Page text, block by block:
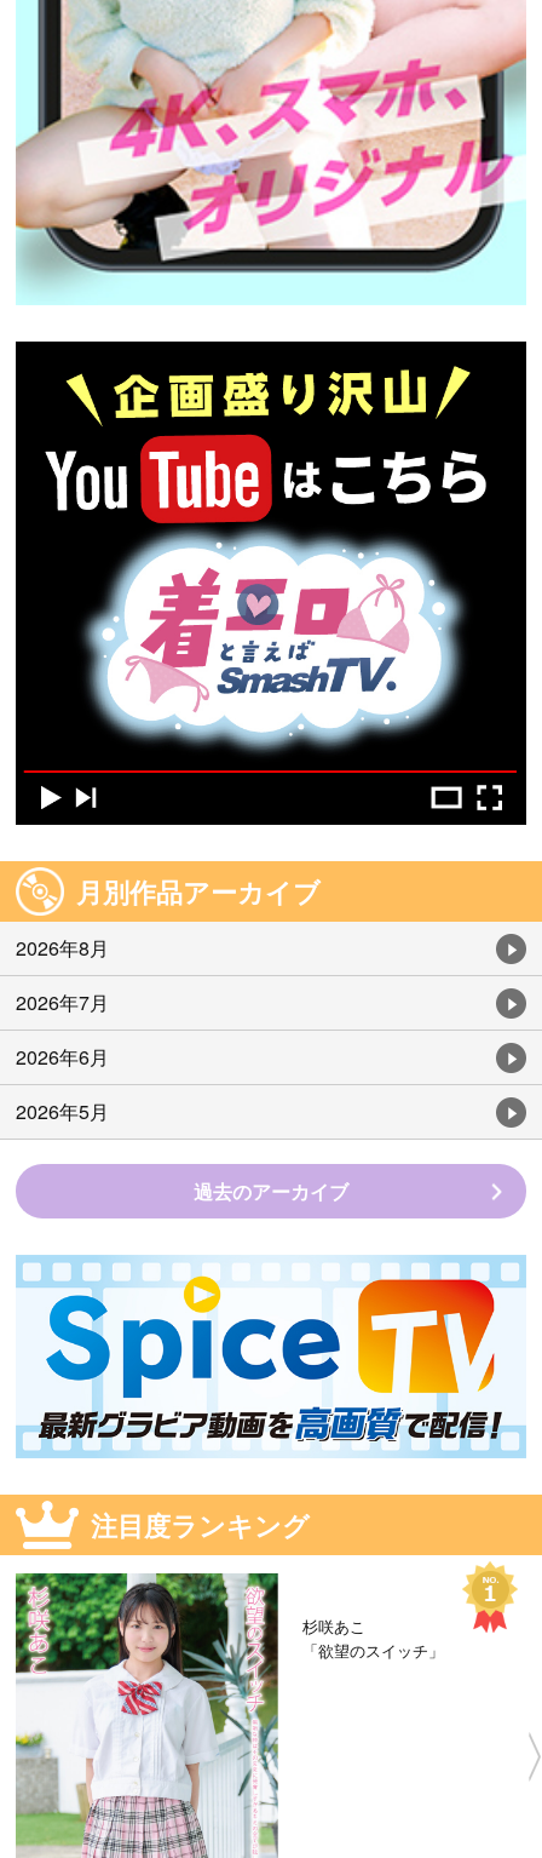
月別作品アーカイブ
2026年8月
2026年7月
2026年6月
2026年5月
過去のアーカイブ
注目度ランキング
杉咲あこ
「欲望のスイッチ」